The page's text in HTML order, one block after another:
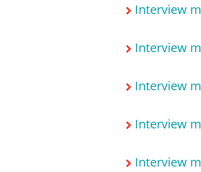
Interview
Interview
Interview
Interview
Interview